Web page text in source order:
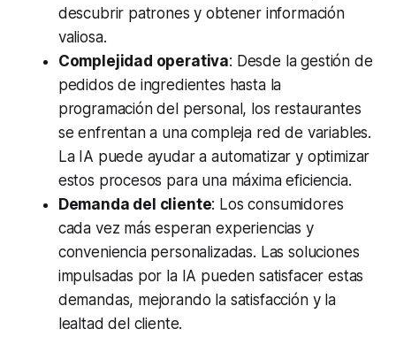
descubrir patrones y obtener información
valiosa.
Complejidad operativa: Desde la gestión de
pedidos de ingredientes hasta la
programación del personal, los restaurantes
se enfrentan a una compleja red de variables.
La IA puede ayudar a automatizar y optimizar
estos procesos para una máxima eficiencia.
Demanda del cliente: Los consumidores
cada vez más esperan experiencias y
conveniencia personalizadas. Las soluciones
impulsadas por la IA pueden satisfacer estas
demandas, mejorando la satisfacción y la
lealtad del cliente.